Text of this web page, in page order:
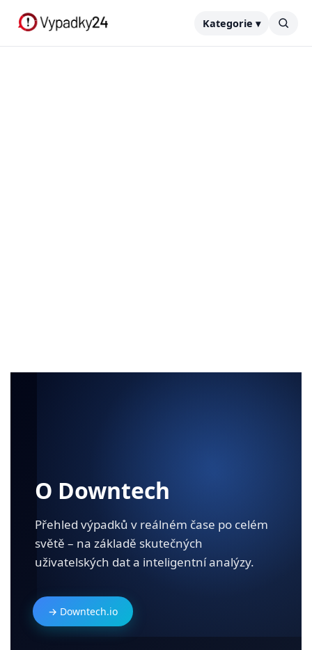
Kategorie ▾
O Downtech
Přehled výpadků v reálném čase po celém
světě – na základě skutečných
uživatelských dat a inteligentní analýzy.
→ Downtech.io